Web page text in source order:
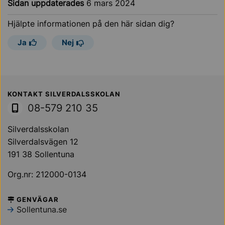
Sidan uppdaterades 6 mars 2024
Hjälpte informationen på den här sidan dig?
Ja Nej
Sollentuna Kommun
KONTAKT SILVERDALSSKOLAN
08-579 210 35
Silverdalsskolan
Silverdalsvägen 12
191 38 Sollentuna
Org.nr: 212000-0134
GENVÄGAR
Sollentuna.se